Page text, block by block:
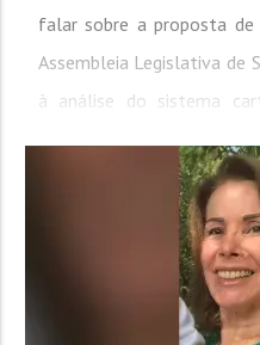
falar sobre a proposta de
Assembleia Legislativa de
à análise do sistema
investigar os altos
excessiva burocracia